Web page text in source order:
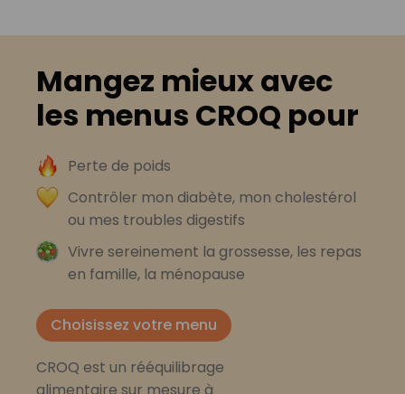
Mangez mieux avec
les menus CROQ pour
Perte de poids
Contrôler mon diabète, mon cholestérol
ou mes troubles digestifs
Vivre sereinement la grossesse, les repas
en famille, la ménopause
Choisissez votre menu
CROQ est un rééquilibrage